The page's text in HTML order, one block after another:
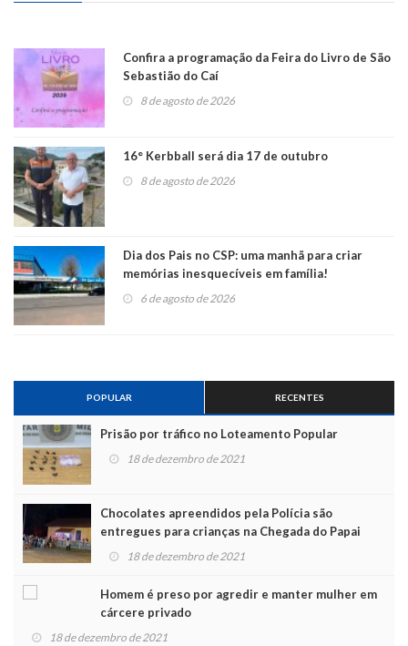
Confira a programação da Feira do Livro de São
Sebastião do Caí
8 de agosto de 2026
16° Kerbball será dia 17 de outubro
8 de agosto de 2026
Dia dos Pais no CSP: uma manhã para criar
memórias inesquecíveis em família!
6 de agosto de 2026
POPULAR RECENTES
Prisão por tráfico no Loteamento Popular
18 de dezembro de 2021
Chocolates apreendidos pela Polícia são
entregues para crianças na Chegada do Papai
Noel
18 de dezembro de 2021
Homem é preso por agredir e manter mulher em
cárcere privado
18 de dezembro de 2021